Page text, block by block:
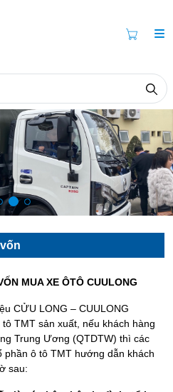
MUA XE ÔTÔ CUULONG
CỬU LONG – CUULONG
TMT sản xuất, nếu khách hàng
Trung Ương (QTDTW) thì các
phần ô tô TMT hướng dẫn khách
sau: